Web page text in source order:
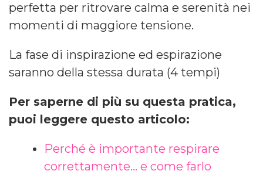
perfetta per ritrovare calma e serenità nei
momenti di maggiore tensione.
La fase di inspirazione ed espirazione
saranno della stessa durata (4 tempi)
Per saperne di più su questa pratica,
puoi leggere questo articolo:
Perché è importante respirare
correttamente… e come farlo